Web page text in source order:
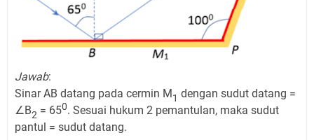
Jawab:
Sinar AB datang pada cermin M1 dengan sudut datang =
∠B2 = 650. Sesuai hukum 2 pemantulan, maka sudut
pantul = sudut datang.